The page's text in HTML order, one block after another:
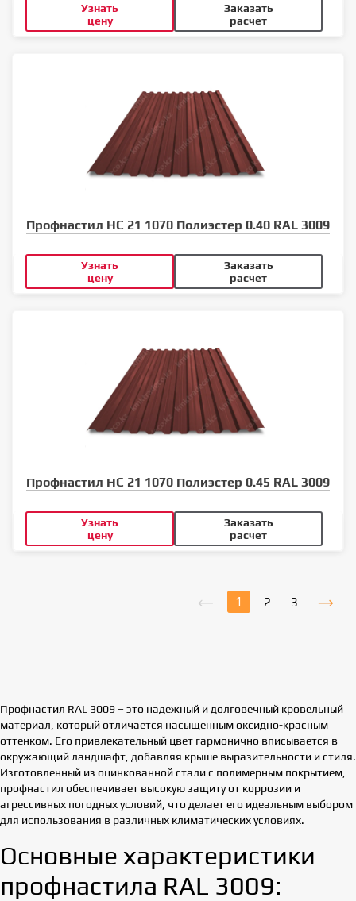
Узнать
цену
Заказать
расчет
Профнастил НС 21 1070 Полиэстер 0.40 RAL 3009
Узнать
цену
Заказать
расчет
Профнастил НС 21 1070 Полиэстер 0.45 RAL 3009
Узнать
цену
Заказать
расчет
1 2 3
Профнастил RAL 3009 – это надежный и долговечный кровельный
материал, который отличается насыщенным оксидно-красным
оттенком. Его привлекательный цвет гармонично вписывается в
окружающий ландшафт, добавляя крыше выразительности и стиля.
Изготовленный из оцинкованной стали с полимерным покрытием,
профнастил обеспечивает высокую защиту от коррозии и
агрессивных погодных условий, что делает его идеальным выбором
для использования в различных климатических условиях.
Основные характеристики
профнастила RAL 3009: